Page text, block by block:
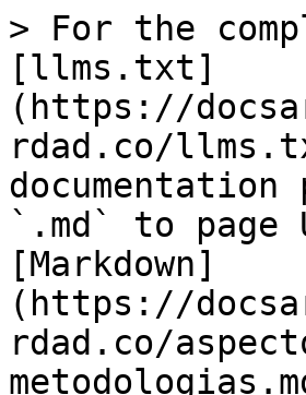
> For the
[llms.txt]
(https://
rdad.co/
`.md` to
[Markdown]
(https://
rdad.co/